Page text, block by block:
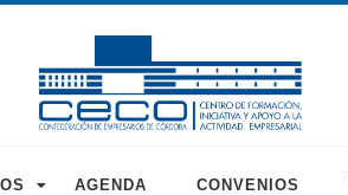
AGENDA CONVENIOS